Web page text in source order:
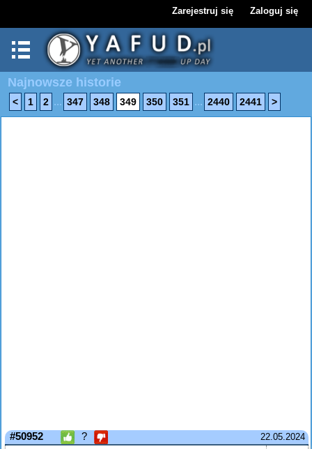
Zarejestruj się Zaloguj się
Najnowsze historie
< 1 2 ... 347 348 349 350 351 ... 2440 2441 >
22.05.2024
#50952 ?